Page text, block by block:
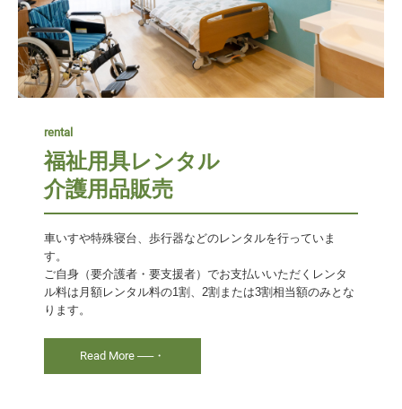
rental
福祉用具レンタル
介護用品販売
車いすや特殊寝台、歩行器などのレンタルを行っていま
す。
ご自身（要介護者・要支援者）でお支払いいただくレンタ
ル料は月額レンタル料の1割、2割または3割相当額のみとな
ります。
Read More ──・